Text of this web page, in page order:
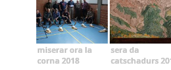
miserar ora la
corna 2018
sera da
catschadurs